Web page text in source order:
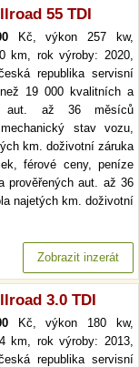
55 TDI
Kč, výkon 257 kw,
km, rok výroby: 2020,
republika servisní
19 000 kvalitních a
aut. až 36 měsíců
stav vozu,
km. doživotní záruka
férové ceny, peníze
prověřených aut. až 36
najetých km. doživotní
Zobrazit inzerát
3.0 TDI
Kč, výkon 180 kw,
km, rok výroby: 2013,
republika servisní